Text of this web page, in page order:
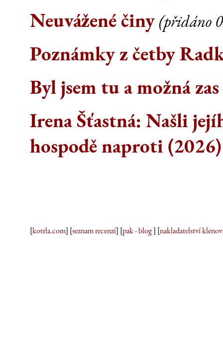
Neuvážené činy (přidáno
Poznámky z četby
Byl jsem tu a možná
Irena Šťastná: Našli
hospodě naproti (2026)
[kotrla.com] [seznam recenzí] [pak - blog] [nakladatelství klenov